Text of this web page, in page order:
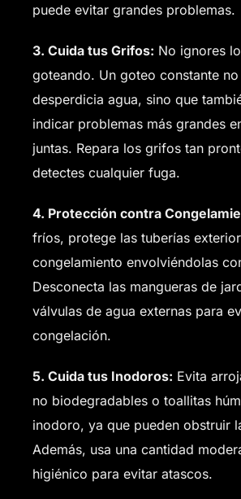
puede evitar grandes problemas.
3. Cuida tus Grifos: No ignores
goteando. Un goteo constante
desperdicia agua, sino que
indicar problemas más grandes
juntas. Repara los grifos tan
detectes cualquier fuga.
4. Protección contra
fríos, protege las tuberías
congelamiento envolviéndolas
Desconecta las mangueras de
válvulas de agua externas para
congelación.
5. Cuida tus Inodoros: Evita
no biodegradables o toallitas
inodoro, ya que pueden obstruir
Además, usa una cantidad
higiénico para evitar atascos.